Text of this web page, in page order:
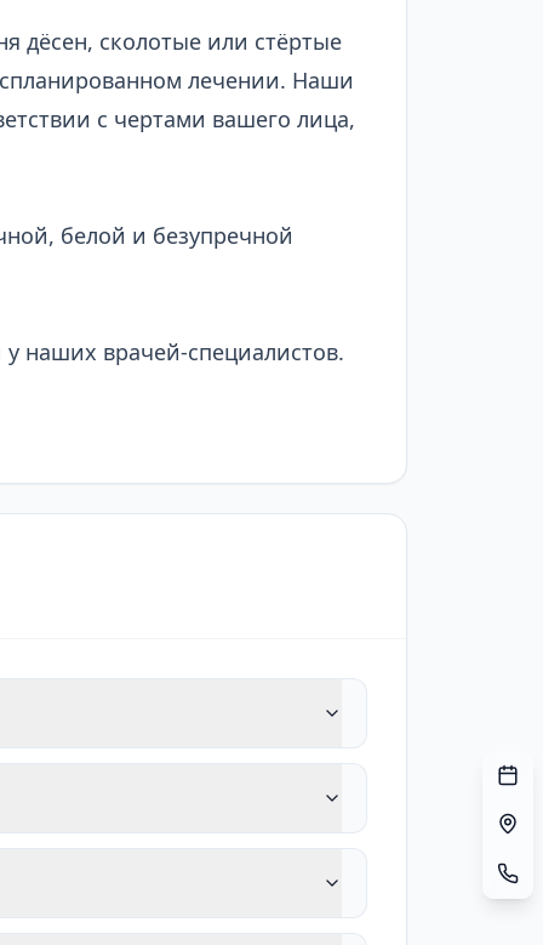
дёсен, сколотые или стёртые
лечении. Наши
с чертами вашего лица,
белой и безупречной
наших врачей-специалистов.